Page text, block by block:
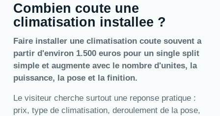
Combien coute une
climatisation installee ?
Faire installer une climatisation coute souvent a
partir d'environ 1.500 euros pour un single split
simple et augmente avec le nombre d'unites, la
puissance, la pose et la finition.
Le visiteur cherche surtout une reponse pratique :
prix, type de climatisation, deroulement de la pose,